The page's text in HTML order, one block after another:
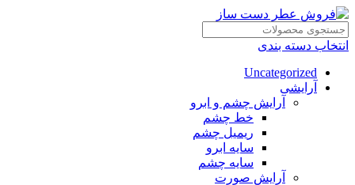
انتخاب دسته بندی
Uncategorized
آرایشی
آرایش چشم و ابرو
خط چشم
ریمیل چشم
سایه ابرو
سایه چشم
آرایش صورت